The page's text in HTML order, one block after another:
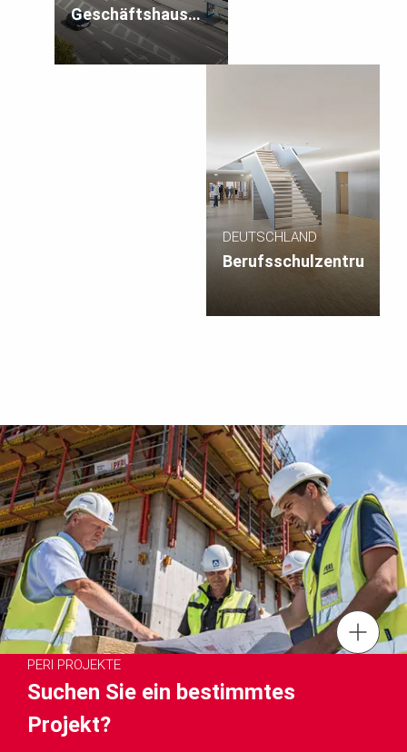
Kontaktformular
Geschäftshaus
MONA
DEUTSCHLAND
Berufsschulzentrum
PERI PROJEKTE
Suchen Sie ein bestimmtes
Projekt?